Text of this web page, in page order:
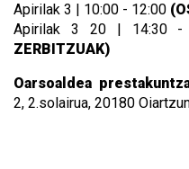
Apirilak 3 | 10:00 - 12:00
Apirilak 3 20 | 14:30 -
ZERBITZUAK)
Oarsoaldea
2, 2.solairua, 20180